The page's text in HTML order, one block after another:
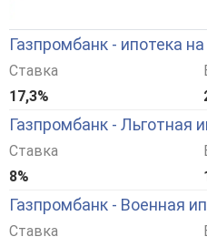
Газпромбанк - ипотека
Ставка
17,3%
Газпромбанк - Льготная
Ставка
8%
Газпромбанк - Военная
Ставка